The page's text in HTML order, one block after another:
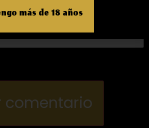
más de 18 años